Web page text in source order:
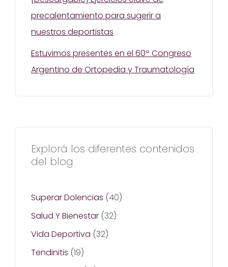
precalentamiento para sugerir a
nuestros deportistas
Estuvimos presentes en el 60º Congreso
Argentino de Ortopedia y Traumatología
Explorá los diferentes contenidos
del blog
Superar Dolencias (40)
Salud Y Bienestar (32)
Vida Deportiva (32)
Tendinitis (19)